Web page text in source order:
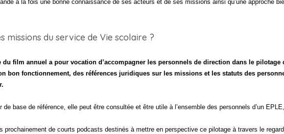
à la fois une bonne connaissance de ses acteurs et de ses missions ainsi qu’une approche
missions du service de Vie scolaire ?
du film annuel a pour vocation d’accompagner les personnels de direction dans le pilotage
bon fonctionnement, des références juridiques sur les missions et les statuts des
de base de référence, elle peut être consultée et être utile à l’ensemble des personnels d’un
prochainement de courts podcasts destinés à mettre en perspective ce pilotage à travers le